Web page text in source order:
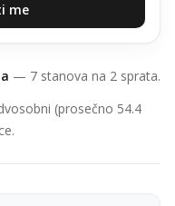
me
— 7 stanova na 2 sprata.
(prosečno 54.4